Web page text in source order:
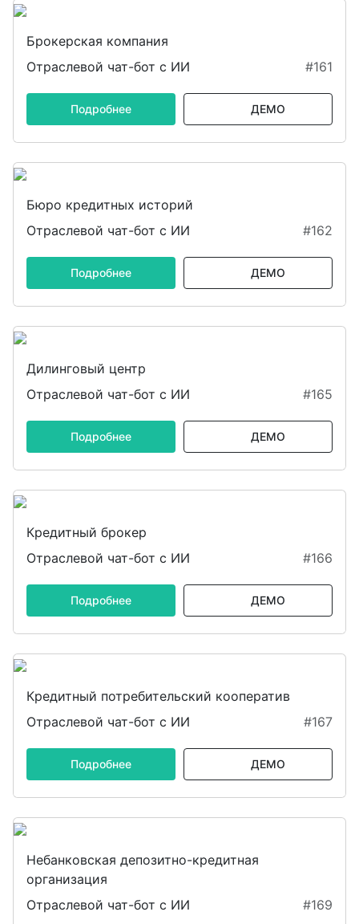
Брокерская компания
Отраслевой чат-бот с ИИ
#161
Подробнее ДЕМО
Бюро кредитных историй
Отраслевой чат-бот с ИИ
#162
Подробнее ДЕМО
Дилинговый центр
Отраслевой чат-бот с ИИ
#165
Подробнее ДЕМО
Кредитный брокер
Отраслевой чат-бот с ИИ
#166
Подробнее ДЕМО
Кредитный потребительский кооператив
Отраслевой чат-бот с ИИ
#167
Подробнее ДЕМО
Небанковская депозитно-кредитная
организация
Отраслевой чат-бот с ИИ
#169